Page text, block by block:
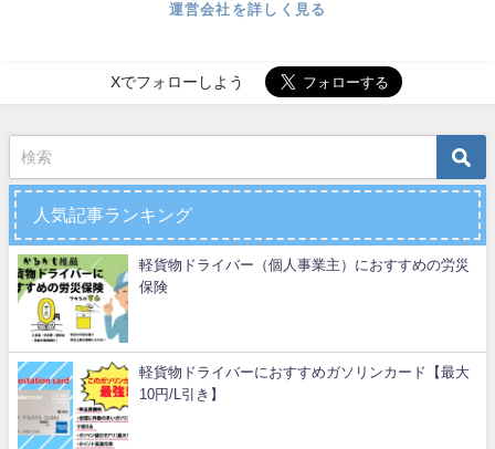
運営会社を詳しく見る
Xでフォローしよう
人気記事ランキング
軽貨物ドライバー（個人事業主）におすすめの労災
保険
軽貨物ドライバーにおすすめガソリンカード【最大
10円/L引き】